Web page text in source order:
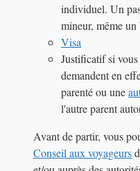
individuel. Un
mineur, même un
Visa
Justificatif si
demandent en
parenté ou une
l'autre parent
Avant de partir, vous
Conseil aux voyageurs